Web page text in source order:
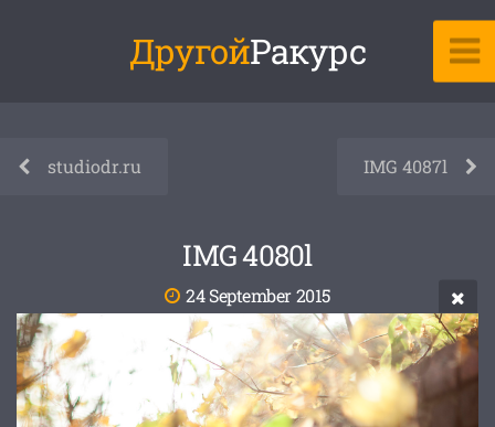
ДругойРакурс
studiodr.ru IMG 4087l
IMG 4080l
24 September 2015